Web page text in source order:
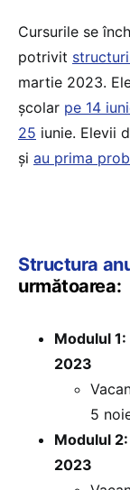
Cursurile se
potrivit
martie 2023.
școlar pe 14
25 iunie. Elevii
și au prima
Structura
următoarea:
Modulul
2023
5
Modulul
2023